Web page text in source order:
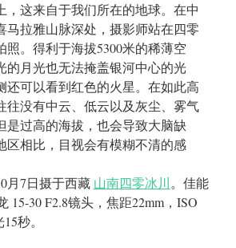
，这来自于我们所在的地球。在中
马拉雅山脉深处，摄影师站在四零
照。得利于海拔5300米的稀薄空
的月光也无法掩盖银河中心的光
还可以看到红色的火星。在如此高
往没有中云、低云以及灰尘、雾气
是过高的海拔，也会导致大脑缺
区相比，目视会有模糊不清的感
月7日摄于西藏 山南四零冰川。佳能
15-30 F2.8镜头，焦距22mm，ISO
秒。